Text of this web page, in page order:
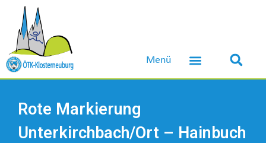
Menü
Rote Markierung
Unterkirchbach/Ort – Hainbuch